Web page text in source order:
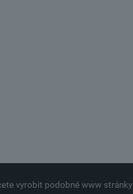
vyrobit podobné www stránky